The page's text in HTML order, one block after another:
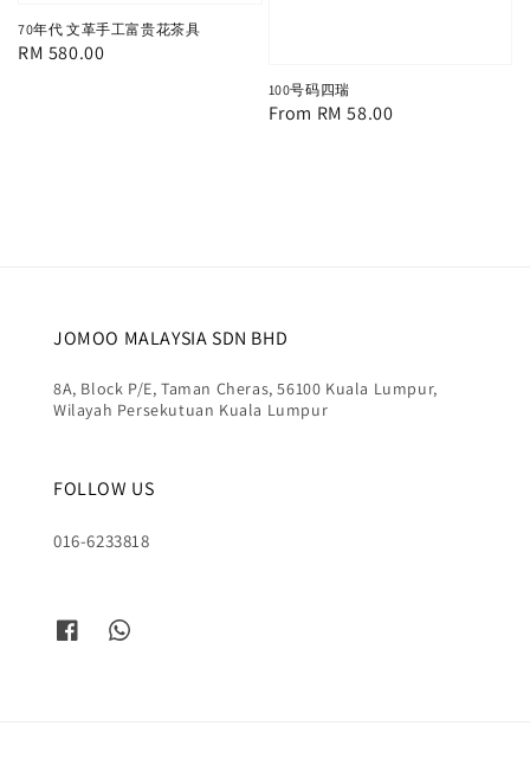
70年代 文革手工富贵花茶具
Regular
RM 580.00
100号码四瑞
Regular
From RM 58.00
JOMOO MALAYSIA SDN BHD
8A, Block P/E, Taman Cheras, 56100 Kuala Lumpur,
Wilayah Persekutuan Kuala Lumpur
FOLLOW US
016-6233818